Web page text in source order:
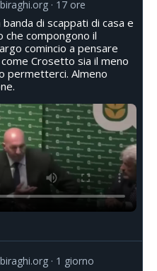
17 ore
di scappati di casa e
compongono il
comincio a pensare
Crosetto sia il meno
permetterci. Almeno
1 giorno